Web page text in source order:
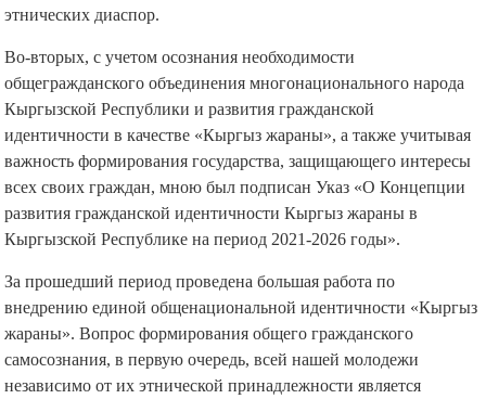
этнических диаспор.
Во-вторых, с учетом осознания необходимости
общегражданского объединения многонационального народа
Кыргызской Республики и развития гражданской
идентичности в качестве «Кыргыз жараны», а также учитывая
важность формирования государства, защищающего интересы
всех своих граждан, мною был подписан Указ «О Концепции
развития гражданской идентичности Кыргыз жараны в
Кыргызской Республике на период 2021-2026 годы».
За прошедший период проведена большая работа по
внедрению единой общенациональной идентичности «Кыргыз
жараны». Вопрос формирования общего гражданского
самосознания, в первую очередь, всей нашей молодежи
независимо от их этнической принадлежности является